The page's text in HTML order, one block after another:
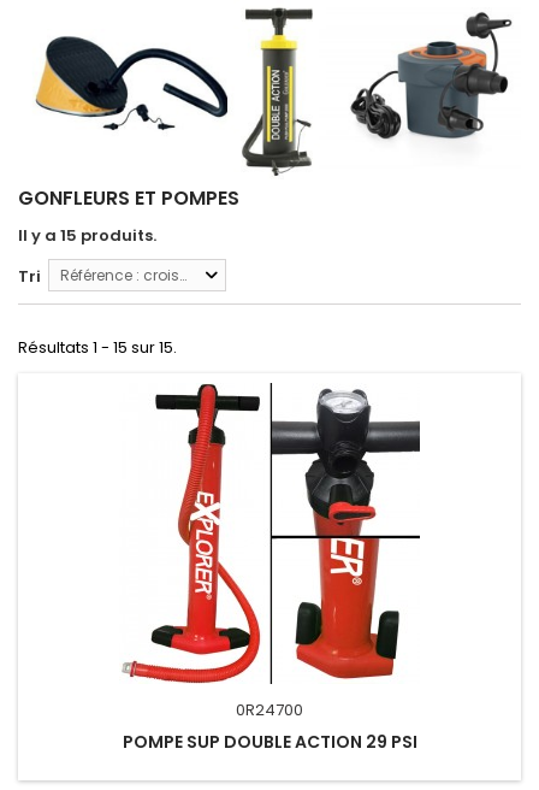
GONFLEURS ET POMPES
Il y a 15 produits.
Tri
Référence : croissante
Résultats 1 - 15 sur 15.
0R24700
POMPE SUP DOUBLE ACTION 29 PSI